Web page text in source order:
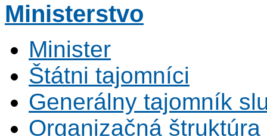
Ministerstvo
Minister
Štátni tajomníci
Generálny tajomník
Organizačná štruktúra